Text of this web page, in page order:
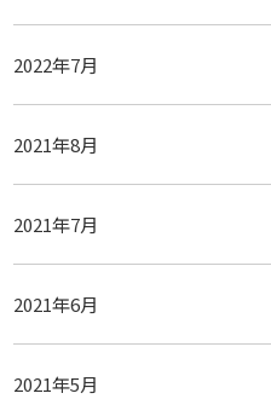
2022年7月
2021年8月
2021年7月
2021年6月
2021年5月